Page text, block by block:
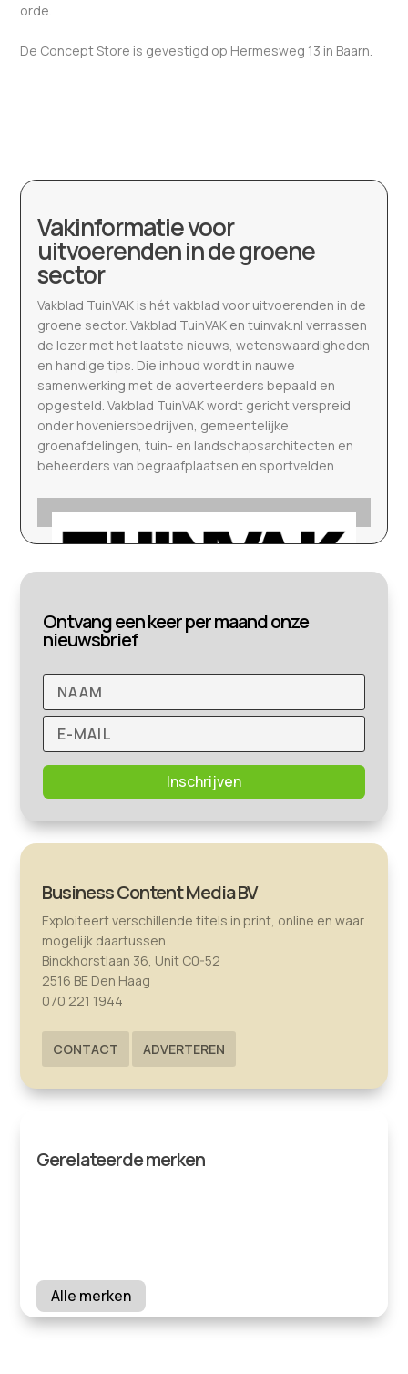
orde.
De Concept Store is gevestigd op Hermesweg 13 in Baarn.
Vakinformatie voor
uitvoerenden in de groene
sector
Vakblad TuinVAK is hét vakblad voor uitvoerenden in de
groene sector. Vakblad TuinVAK en tuinvak.nl verrassen
de lezer met het laatste nieuws, wetenswaardigheden
en handige tips. Die inhoud wordt in nauwe
samenwerking met de adverteerders bepaald en
opgesteld. Vakblad TuinVAK wordt gericht verspreid
onder hoveniersbedrijven, gemeentelijke
groenafdelingen, tuin- en landschapsarchitecten en
beheerders van begraafplaatsen en sportvelden.
Ontvang een keer per maand onze
nieuwsbrief
Inschrijven
Business Content Media BV
Exploiteert verschillende titels in print, online en waar
mogelijk daartussen.
Binckhorstlaan 36, Unit C0-52
2516 BE Den Haag
070 221 1944
CONTACT ADVERTEREN
Gerelateerde merken
Alle merken